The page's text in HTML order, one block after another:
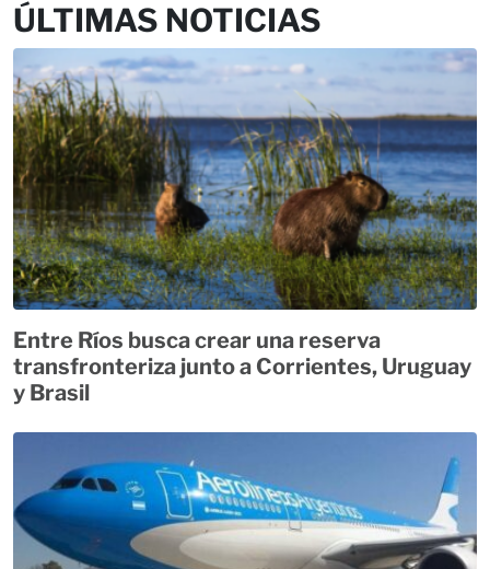
ÚLTIMAS NOTICIAS
Entre Ríos busca crear una reserva
transfronteriza junto a Corrientes, Uruguay
y Brasil